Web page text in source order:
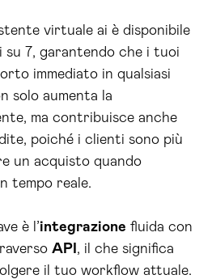
virtuale ai è disponibile
su 7, garantendo che i tuoi
immediato in qualsiasi
solo aumenta la
ma contribuisce anche
poiché i clienti sono più
un acquisto quando
tempo reale.
è l’integrazione fluida con
API , il che significa
il tuo workflow attuale.